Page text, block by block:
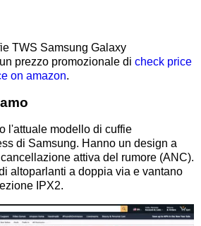
TWS Samsung Galaxy
prezzo promozionale di check price
on amazon.
l'attuale modello di cuffie
di Samsung. Hanno un design a
attiva del rumore (ANC).
altoparlanti a doppia via e vantano
IPX2.